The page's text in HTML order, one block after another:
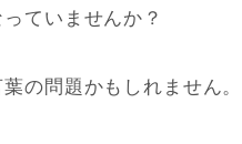
ていませんか？
の問題かもしれません。